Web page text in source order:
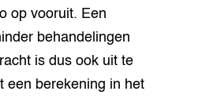
op vooruit. Een
behandelingen
is dus ook uit te
een berekening in het